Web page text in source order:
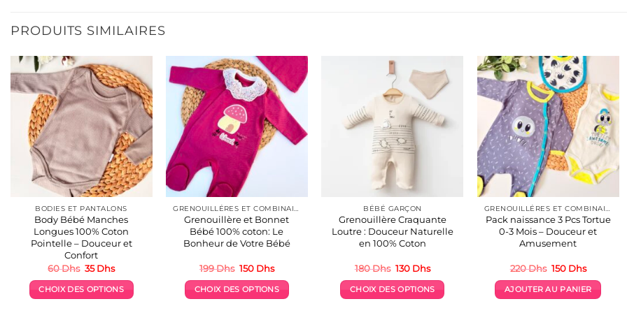
plusieurs
Les
options
peuvent
être
choisies
sur
la
page
du
produit
Les
options
peuvent
être
choisies
sur
page
du
produit
PRODUITS SIMILAIRES
BODIES ET PANTALONS
Body Bébé Manches
Longues 100% Coton
Pointelle – Douceur et
Confort
60Dhs Le
initial
était :
35DhsLe
actuel
est :
CHOIX DES OPTIONS
Grenouillère et Bonnet
Bébé 100% coton: Le
Bonheur de Votre Bébé
199Dhs Le
initial
était :
150 DhsLe
actuel
est :
CHOIX DES OPTIONS
BÉBÉ GARÇON
Grenouillère Craquante
Loutre : Douceur Naturelle
en 100% Coton
180Dhs Le
initial
était :
130 DhsLe
actuel
est :
CHOIX DES OPTIONS
Pack naissance 3 Pcs Tortue
0-3 Mois – Douceur et
Amusement
220Dhs Le
initial
était :
150 DhsLe
actuel
est :
AJOUTER AU PANIER